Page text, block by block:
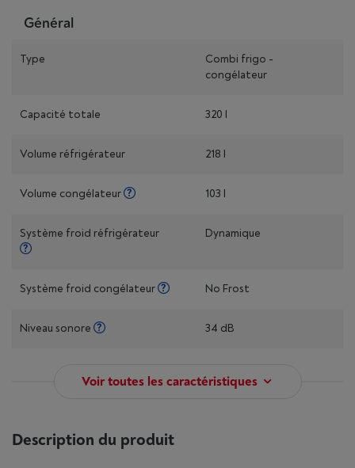
Général
Type
Combi frigo -
congélateur
Capacité totale 320 l
Volume réfrigérateur 218 l
Volume congélateur 103 l
Système froid réfrigérateur Dynamique
Système froid congélateur No Frost
Niveau sonore 34 dB
Voir toutes les caractéristiques
Description du produit